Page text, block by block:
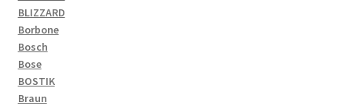
BLIZZARD
Borbone
Bosch
Bose
BOSTIK
Braun